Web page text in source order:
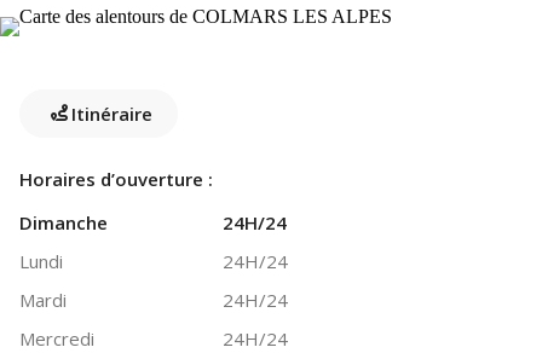
Itinéraire
Horaires d’ouverture :
Dimanche
24H/24
Lundi
24H/24
Mardi
24H/24
Mercredi
24H/24